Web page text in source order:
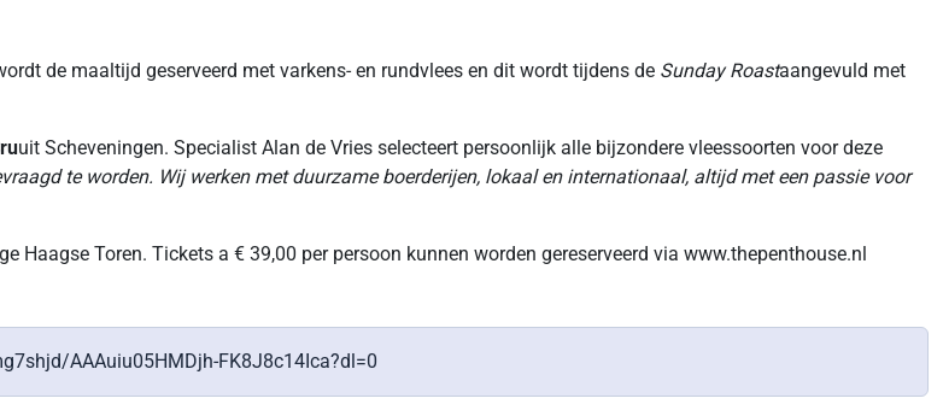
de maaltijd geserveerd met varkens- en rundvlees en dit wordt tijdens de Sunday Roastaangevuld met
uit Scheveningen. Specialist Alan de Vries selecteert persoonlijk alle bijzondere vleessoorten voor deze
te worden. Wij werken met duurzame boerderijen, lokaal en internationaal, altijd met een passie voor
Haagse Toren. Tickets a € 39,00 per persoon kunnen worden gereserveerd via www.thepenthouse.nl
AAAuiu05HMDjh-FK8J8c14Ica?dl=0